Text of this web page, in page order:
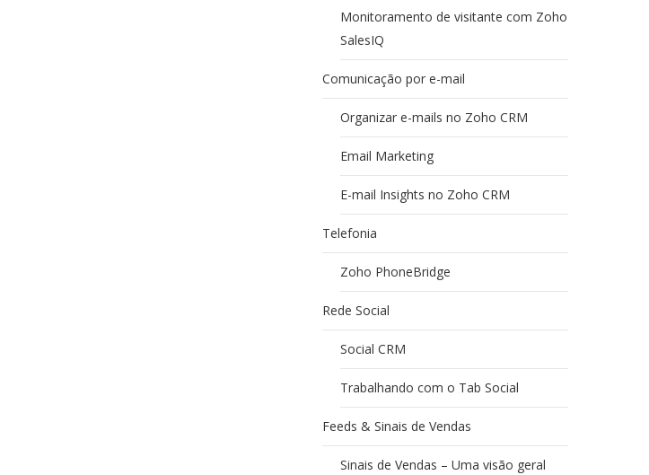
Monitoramento de visitante com Zoho
SalesIQ
Comunicação por e-mail
Organizar e-mails no Zoho CRM
Email Marketing
E-mail Insights no Zoho CRM
Telefonia
Zoho PhoneBridge
Rede Social
Social CRM
Trabalhando com o Tab Social
Feeds & Sinais de Vendas
Sinais de Vendas – Uma visão geral